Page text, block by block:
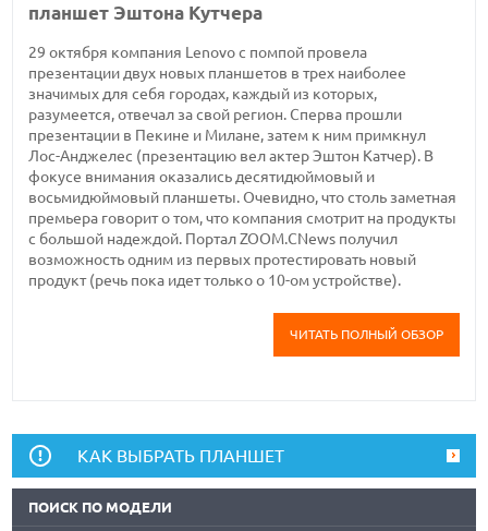
планшет Эштона Кутчера
29 октября компания Lenovo с помпой провела
презентации двух новых планшетов в трех наиболее
значимых для себя городах, каждый из которых,
разумеется, отвечал за свой регион. Сперва прошли
презентации в Пекине и Милане, затем к ним примкнул
Лос-Анджелес (презентацию вел актер Эштон Катчер). В
фокусе внимания оказались десятидюймовый и
восьмидюймовый планшеты. Очевидно, что столь заметная
премьера говорит о том, что компания смотрит на продукты
с большой надеждой. Портал ZOOM.CNews получил
возможность одним из первых протестировать новый
продукт (речь пока идет только о 10-ом устройстве).
ЧИТАТЬ ПОЛНЫЙ ОБЗОР
КАК ВЫБРАТЬ ПЛАНШЕТ
ПОИСК ПО МОДЕЛИ